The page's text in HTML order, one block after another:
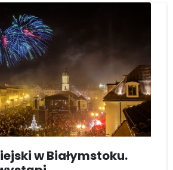
w Białymstoku.